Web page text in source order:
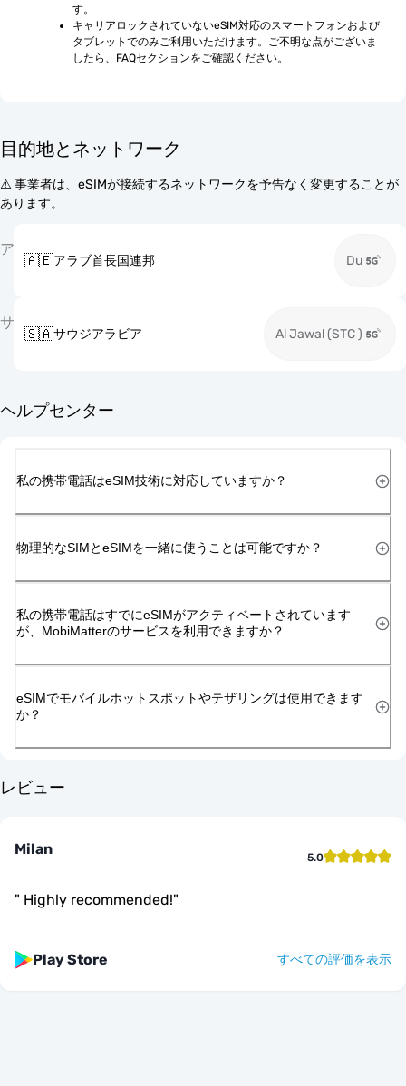
す。
キャリアロックされていないeSIM対応のスマートフォンおよび
タブレットでのみご利用いただけます。ご不明な点がございま
したら、FAQセクションをご確認ください。
目的地とネットワーク
⚠️ 事業者は、eSIMが接続するネットワークを予告なく変更することが
あります。
ア
🇦🇪アラブ首長国連邦 Du
サ
🇸🇦サウジアラビア Al Jawal (STC )
ヘルプセンター
私の携帯電話はeSIM技術に対応していますか？
物理的なSIMとeSIMを一緒に使うことは可能ですか？
私の携帯電話はすでにeSIMがアクティベートされています
が、MobiMatterのサービスを利用できますか？
eSIMでモバイルホットスポットやテザリングは使用できます
か？
レビュー
Milan 5.0
" Highly recommended!"
Play Store すべての評価を表示